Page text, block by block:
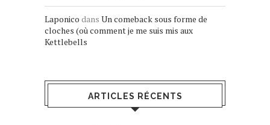
Laponico dans Un comeback sous forme de
cloches (où comment je me suis mis aux
Kettlebells
ARTICLES RÉCENTS